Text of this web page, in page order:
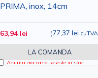
PRIMA, inox, 14cm
63,94 lei (77,37 lei cuTVA
LA COMANDA
Anunta-ma cand soseste in stoc!